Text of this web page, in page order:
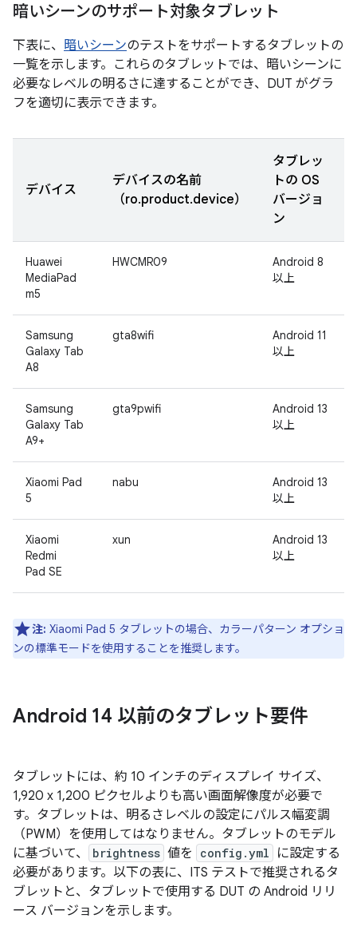
暗いシーンのサポート対象タブレット
下表に、 暗いシーンのテストをサポートするタブレットの
一覧を示します。これらのタブレットでは、暗いシーンに
必要なレベルの明るさに達することができ、DUT がグラ
フを適切に表示できます。
デバイス
デバイスの名前
（ro.product.device）
タブレッ
トの OS
バージョ
ン
Huawei
MediaPad
m5
HWCMR09
Android 8
以上
Samsung
Galaxy Tab
A8
gta8wifi
Android 11
以上
Samsung
Galaxy Tab
A9+
gta9pwifi
Android 13
以上
Xiaomi Pad
5
nabu
Android 13
以上
Xiaomi
Redmi
Pad SE
xun
Android 13
以上
注: Xiaomi Pad 5 タブレットの場合、カラーパターン オプショ
ンの標準モードを使用することを推奨します。
Android 14 以前のタブレット要件
タブレットには、約 10 インチのディスプレイ サイズ、
1,920 x 1,200 ピクセルよりも高い画面解像度が必要で
す。タブレットは、明るさレベルの設定にパルス幅変調
（PWM）を使用してはなりません。タブレットのモデル
に基づいて、
brightness 値を config.yml
に設定する
必要があります。以下の表に、ITS テストで推奨されるタ
ブレットと、タブレットで使用する DUT の Android リリ
ース バージョンを示します。